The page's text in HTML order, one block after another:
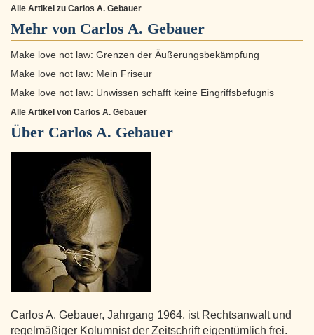
Alle Artikel zu Carlos A. Gebauer
Mehr von Carlos A. Gebauer
Make love not law: Grenzen der Äußerungsbekämpfung
Make love not law: Mein Friseur
Make love not law: Unwissen schafft keine Eingriffsbefugnis
Alle Artikel von Carlos A. Gebauer
Über Carlos A. Gebauer
Carlos A. Gebauer, Jahrgang 1964, ist Rechtsanwalt und
regelmäßiger Kolumnist der Zeitschrift eigentümlich frei.